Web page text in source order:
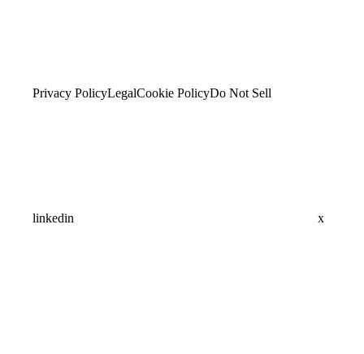
Privacy PolicyLegalCookie PolicyDo Not Sell
linkedin x